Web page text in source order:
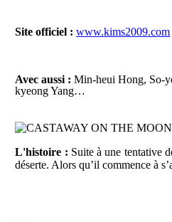
Site officiel :www.kims2009.com
Avec aussi :Min-heui Hong, So-
kyeong Yang…
L'histoire : Suite à une tentative
déserte. Alors qu’il commence à